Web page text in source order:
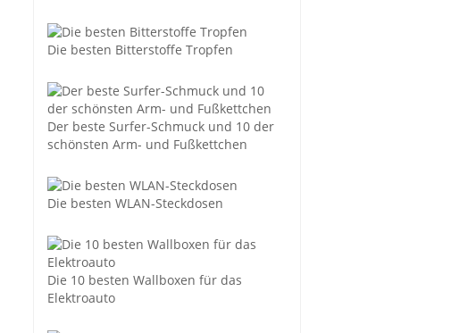
Die besten Bitterstoffe Tropfen
Der beste Surfer-Schmuck und 10 der
schönsten Arm- und Fußkettchen
Die besten WLAN-Steckdosen
Die 10 besten Wallboxen für das
Elektroauto